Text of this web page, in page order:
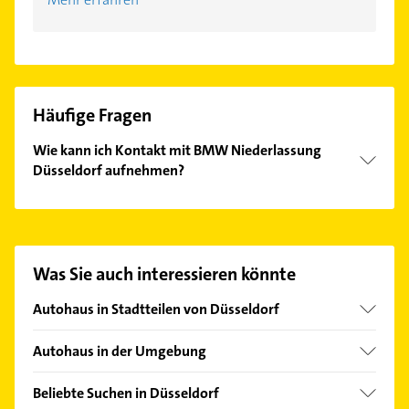
Häufige Fragen
Wie kann ich Kontakt mit BMW Niederlassung
Düsseldorf aufnehmen?
finden Sie alleKontaktdaten.
Was Sie auch interessieren könnte
Autohaus in Stadtteilen von Düsseldorf
Benrath
Düsseltal
Autohaus in der Umgebung
Erkrath
Beliebte Suchen in Düsseldorf